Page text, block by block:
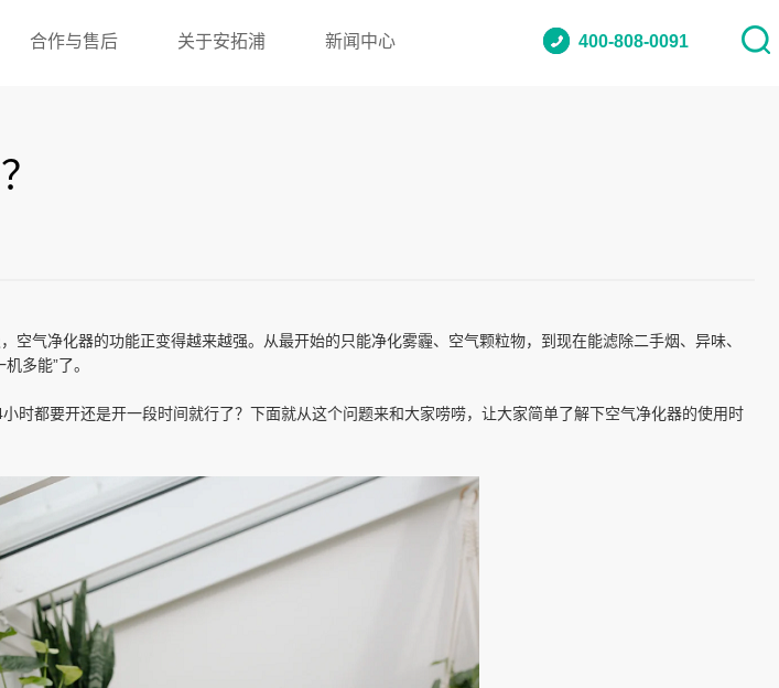
400-808-0091
合作与售后 关于安拓浦 新闻中心
空气净化器的功能正变得越来越强。从最开始的只能净化雾霾、空气颗粒物，到现在能滤除二手烟、异味、
多能”了。
都要开还是开一段时间就行了？下面就从这个问题来和大家唠唠，让大家简单了解下空气净化器的使用时